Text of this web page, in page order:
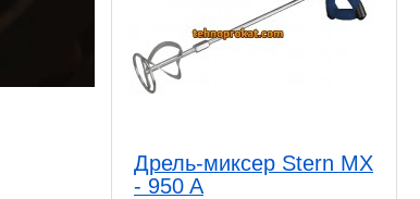
Дрель-миксер Stern MX
- 950 A